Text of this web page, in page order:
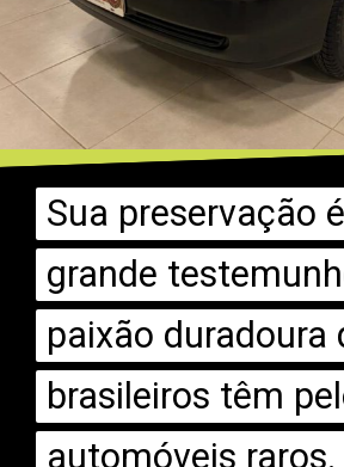
Sua preservação
grande
paixão duradoura
brasileiros têm
automóveis raros.
Sua preservação
grande
paixão duradoura
brasileiros têm
automóveis raros.